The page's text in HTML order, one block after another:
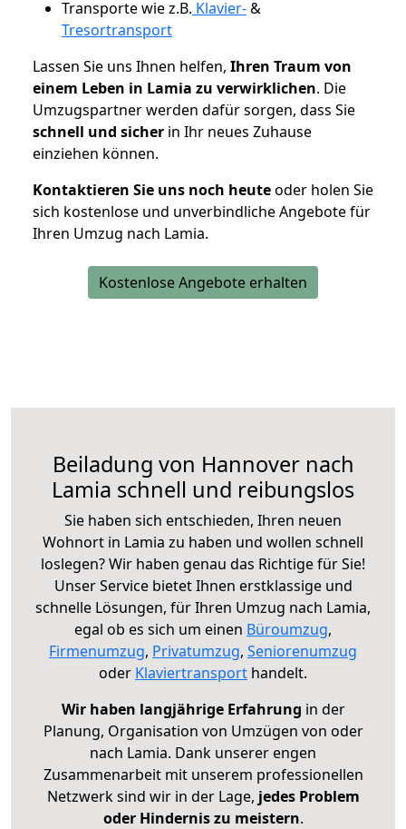
Transporte wie z.B. Klavier-&
Tresortransport
Lassen Sie uns Ihnen helfen, Ihren Traum von
einem Leben in Lamia zu verwirklichen. Die
Umzugspartner werden dafür sorgen, dass Sie
schnell und sicher in Ihr neues Zuhause
einziehen können.
Kontaktieren Sie uns noch heuteoder holen Sie
sich kostenlose und unverbindliche Angebote für
Ihren Umzug nach Lamia.
Kostenlose Angebote erhalten
Beiladung von Hannover nach
Lamia schnell und reibungslos
Sie haben sich entschieden, Ihren neuen
Wohnort in Lamia zu haben und wollen schnell
loslegen? Wir haben genau das Richtige für Sie!
Unser Service bietet Ihnen erstklassige und
schnelle Lösungen, für Ihren Umzug nach Lamia,
egal ob es sich um einen Büroumzug,
Firmenumzug, Privatumzug, Seniorenumzug
oder Klaviertransport handelt.
Wir haben langjährige Erfahrung in der
Planung, Organisation von Umzügen von oder
nach Lamia. Dank unserer engen
Zusammenarbeit mit unserem professionellen
Netzwerk sind wir in der Lage, jedes Problem
oder Hindernis zu meistern.